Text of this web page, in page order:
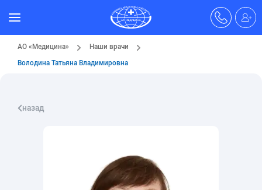
АО «Медицина»
Наши врачи
Володина Татьяна Владимировна
назад